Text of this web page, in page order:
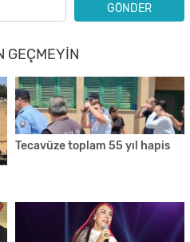
GÖNDER
GEÇMEYIN
Tecavüze toplam 55 yıl hapis